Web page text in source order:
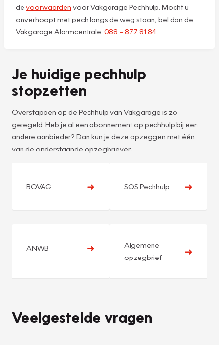
de voorwaarden voor Vakgarage Pechhulp. Mocht u
onverhoopt met pech langs de weg staan, bel dan de
Vakgarage Alarmcentrale: 088 – 877 81 84
Je huidige pechhulp
stopzetten
Overstappen op de Pechhulp van Vakgarage is zo
geregeld. Heb je al een abonnement op pechhulp bij een
andere aanbieder? Dan kun je deze opzeggen met één
van de onderstaande opzegbrieven.
BOVAG ➜ SOS Pechhulp ➜
ANWB ➜
Algemene
opzegbrief
➜
Veelgestelde vragen